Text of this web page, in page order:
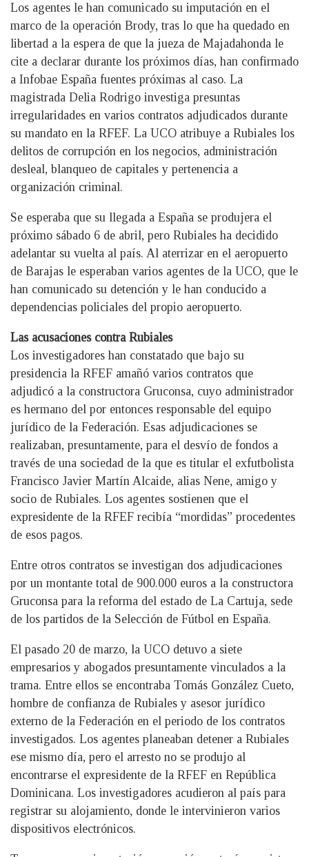
Los agentes le han comunicado su imputación en el
marco de la operación Brody, tras lo que ha quedado en
libertad a la espera de que la jueza de Majadahonda le
cite a declarar durante los próximos días, han confirmado
a Infobae España fuentes próximas al caso. La
magistrada Delia Rodrigo investiga presuntas
irregularidades en varios contratos adjudicados durante
su mandato en la RFEF. La UCO atribuye a Rubiales los
delitos de corrupción en los negocios, administración
desleal, blanqueo de capitales y pertenencia a
organización criminal.
Se esperaba que su llegada a España se produjera el
próximo sábado 6 de abril, pero Rubiales ha decidido
adelantar su vuelta al país. Al aterrizar en el aeropuerto
de Barajas le esperaban varios agentes de la UCO, que le
han comunicado su detención y le han conducido a
dependencias policiales del propio aeropuerto.
Las acusaciones contra Rubiales
Los investigadores han constatado que bajo su
presidencia la RFEF amañó varios contratos que
adjudicó a la constructora Gruconsa, cuyo administrador
es hermano del por entonces responsable del equipo
jurídico de la Federación. Esas adjudicaciones se
realizaban, presuntamente, para el desvío de fondos a
través de una sociedad de la que es titular el exfutbolista
Francisco Javier Martín Alcaide, alias Nene, amigo y
socio de Rubiales. Los agentes sostienen que el
expresidente de la RFEF recibía “mordidas” procedentes
de esos pagos.
Entre otros contratos se investigan dos adjudicaciones
por un montante total de 900.000 euros a la constructora
Gruconsa para la reforma del estado de La Cartuja, sede
de los partidos de la Selección de Fútbol en España.
El pasado 20 de marzo, la UCO detuvo a siete
empresarios y abogados presuntamente vinculados a la
trama. Entre ellos se encontraba Tomás González Cueto,
hombre de confianza de Rubiales y asesor jurídico
externo de la Federación en el periodo de los contratos
investigados. Los agentes planeaban detener a Rubiales
ese mismo día, pero el arresto no se produjo al
encontrarse el expresidente de la RFEF en República
Dominicana. Los investigadores acudieron al país para
registrar su alojamiento, donde le intervinieron varios
dispositivos electrónicos.